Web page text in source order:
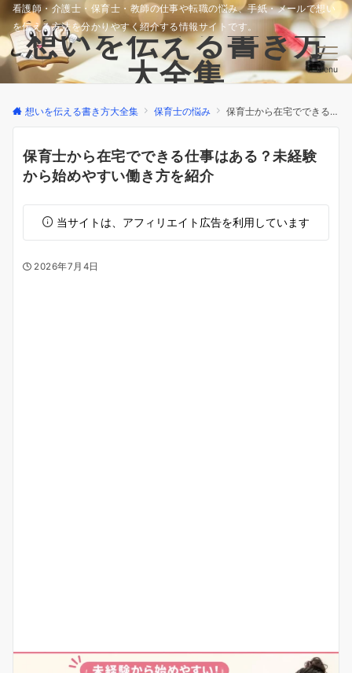
看護師・介護士・保育士・教師の仕事や転職の悩み、手紙・メールで想い
を伝える方法を分かりやすく紹介する情報サイトです。
想いを伝える書き方
大全集
Menu
想いを伝える書き方大全集 保育士の悩み 保育士から在宅でできる仕事はある？未経験から始めやすい働き方を紹介
保育士から在宅でできる仕事はある？未経験
から始めやすい働き方を紹介
当サイトは、アフィリエイト広告を利用しています
2026年7月4日